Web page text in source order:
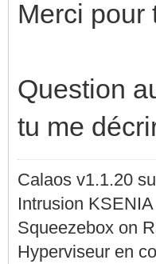
Merci pour
Question
tu me
Calaos v1.1.20
Intrusion KSENIA
Squeezebox on
Hyperviseur en